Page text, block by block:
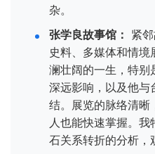
杂。
张学良故事馆： 紧
史料、多媒体和情
澜壮阔的一生，特别
深远影响，以及他与
结。展览的脉络清晰
人也能快速掌握。
石关系转折的分析，